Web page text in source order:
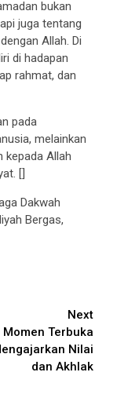
bukan
juga tentang
Allah. Di
di hadapan
rahmat, dan
pada
melainkan
kepada Allah
[]
Dakwah
Bergas,
Next
Momen Terbuka
Nilai
dan Akhlak